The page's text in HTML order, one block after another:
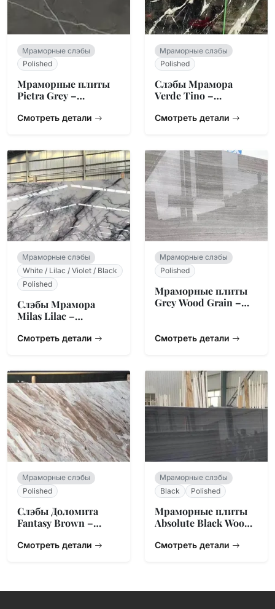
Мраморные слэбы
Polished
Мраморные плиты
Pietra Grey –
Угольный
Смотреть детали
Мраморные слэбы
Polished
Слэбы Мрамора
Verde Tino –
Змеевик Зеленый
Смотреть детали
Мраморные слэбы
White / Lilac / Violet / Black
Polished
Слэбы Мрамора
Milas Lilac –
Натуральный
Смотреть детали
Мраморные слэбы
Polished
Мраморные плиты
Grey Wood Grain –
Смотреть детали
Мраморные слэбы
Polished
Слэбы Доломита
Fantasy Brown –
Камень из Индии
Смотреть детали
Мраморные слэбы
Black
Polished
Мраморные плиты
Absolute Black Wood
Смотреть детали